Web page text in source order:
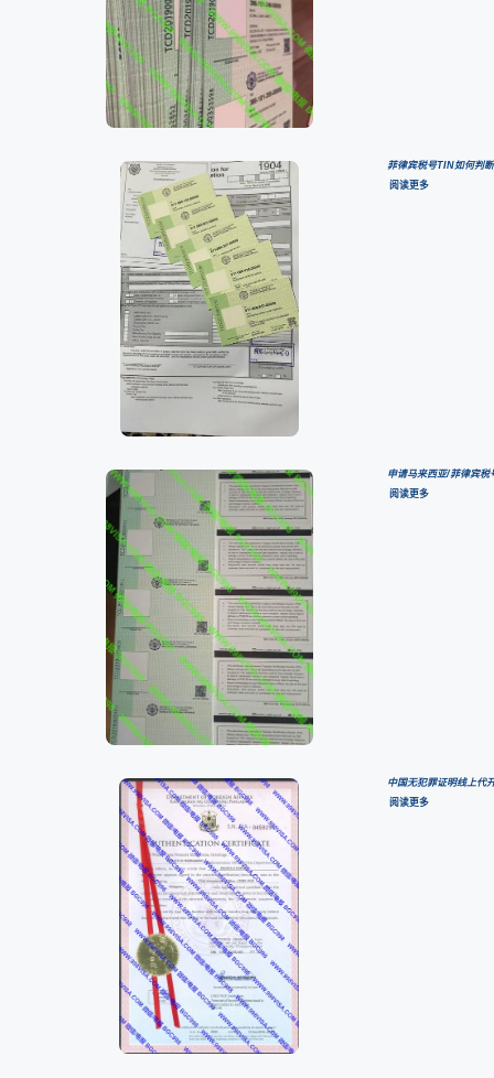
菲律宾税号TIN如何判
阅读更多
申请马来西亚/菲律宾
阅读更多
中国无犯罪证明线上代
阅读更多